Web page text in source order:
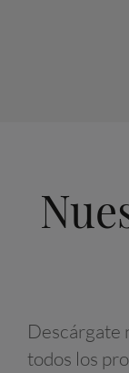
Descárgate
todos los